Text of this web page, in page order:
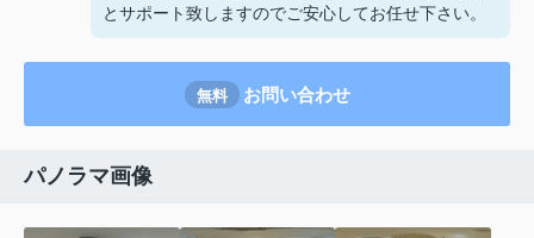
とサポート致しますのでご安心してお任せ下さい。
無料 お問い合わせ
パノラマ画像